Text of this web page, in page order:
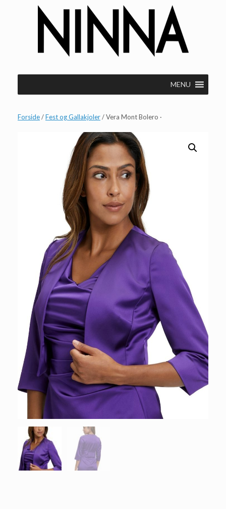
MENU
Forside/Fest og Gallakjoler/ Vera Mont Bolero ·